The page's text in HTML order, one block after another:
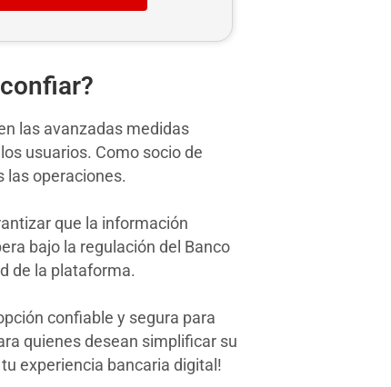
las avanzadas medidas
usuarios. Como socio de
las operaciones.
que la información
bajo la regulación del Banco
de la plataforma.
confiable y segura para
quienes desean simplificar su
experiencia bancaria digital!